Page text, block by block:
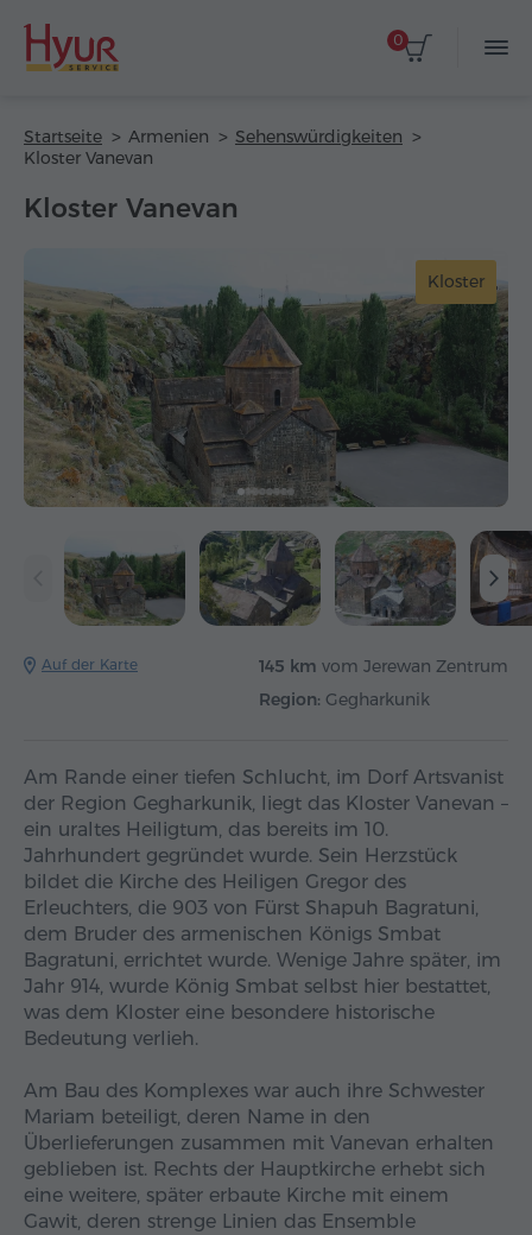
0
Startseite Armenien
Sehenswürdigkeiten
Kloster Vanevan
Kloster Vanevan
Kloster
Auf der Karte 145 km vom Jerewan Zentrum
Region: Gegharkunik
Am Rande einer tiefen Schlucht, im Dorf Artsvanist
der Region Gegharkunik, liegt das Kloster Vanevan –
ein uraltes Heiligtum, das bereits im 10.
Jahrhundert gegründet wurde. Sein Herzstück
bildet die Kirche des Heiligen Gregor des
Erleuchters, die 903 von Fürst Shapuh Bagratuni,
dem Bruder des armenischen Königs Smbat
Bagratuni, errichtet wurde. Wenige Jahre später, im
Jahr 914, wurde König Smbat selbst hier bestattet,
was dem Kloster eine besondere historische
Bedeutung verlieh.
Am Bau des Komplexes war auch ihre Schwester
Mariam beteiligt, deren Name in den
Überlieferungen zusammen mit Vanevan erhalten
geblieben ist. Rechts der Hauptkirche erhebt sich
eine weitere, später erbaute Kirche mit einem
Gawit, deren strenge Linien das Ensemble